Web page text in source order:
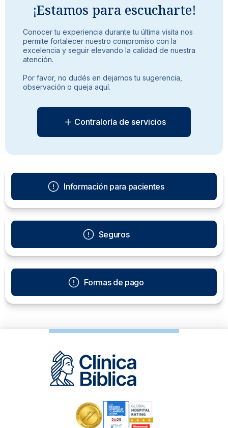
¡Estamos para escucharte!
Conocer tu experiencia durante tu última visita nos
permite fortalecer nuestro compromiso con la
excelencia y seguir elevando la calidad de nuestra
atención.
Por favor, no dudés en dejarnos tu sugerencia,
observación o queja aquí.
Contraloría de servicios
Información para pacientes
Seguros
Formas de pago